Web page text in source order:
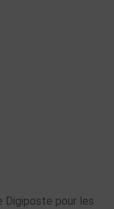
Digiposte pour les